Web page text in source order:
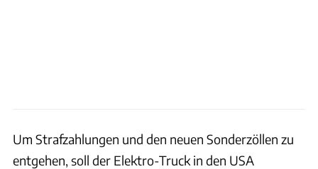
Um Strafzahlungen und den neuen Sonderzöllen zu
entgehen, soll der Elektro-Truck in den USA